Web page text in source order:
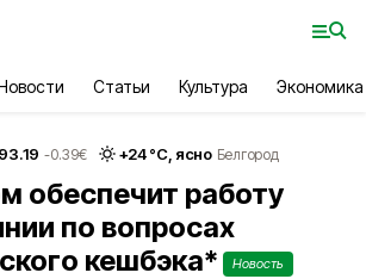
Статьи Культура Экономика
93.19 -0.39€ +24°С, ясно Белгород
обеспечит работу
по вопросах
кешбэка*
Новость